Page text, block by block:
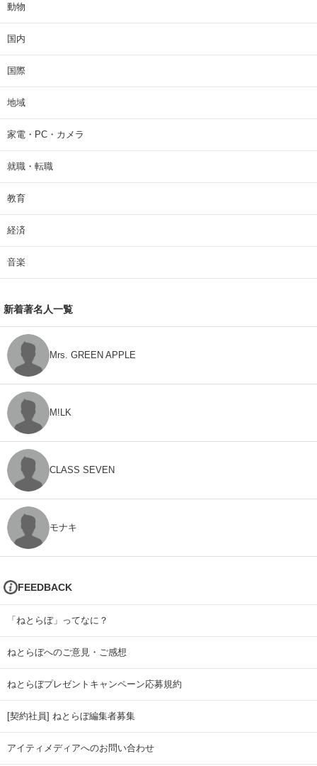
動物
国内
国際
地域
家電・PC・カメラ
就職・転職
教育
経済
音楽
新着著名人一覧
Mrs. GREEN APPLE
M!LK
CLASS SEVEN
モナキ
FEEDBACK
「ねとらぼ」ってなに？
ねとらぼへのご意見・ご感想
ねとらぼプレゼントキャンペーン応募規約
[契約社員] ねとらぼ編集者募集
アイティメディアへのお問い合わせ